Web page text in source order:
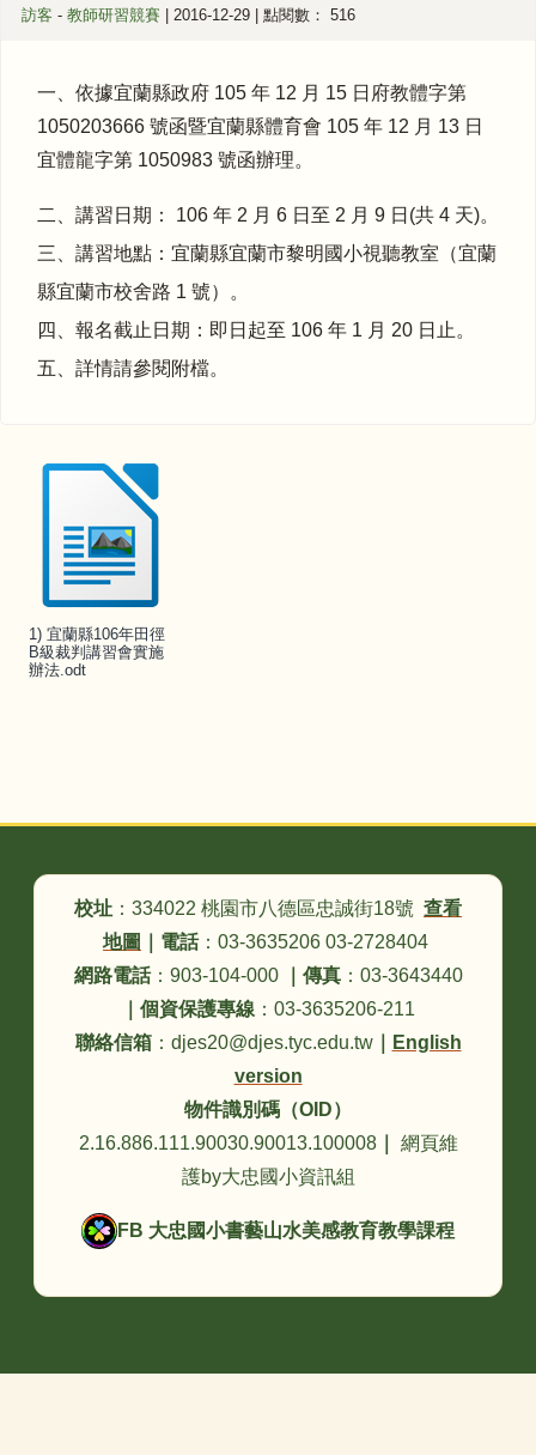
訪客 - 教師研習競賽 | 2016-12-29 | 點閱數： 516
一、依據宜蘭縣政府 105 年 12 月 15 日府教體字第
1050203666 號函暨宜蘭縣體育會 105 年 12 月 13 日
宜體龍字第 1050983 號函辦理。
二、講習日期： 106 年 2 月 6 日至 2 月 9 日(共 4 天)。
三、講習地點：宜蘭縣宜蘭市黎明國小視聽教室（宜蘭
縣宜蘭市校舍路 1 號）。
四、報名截止日期：即日起至 106 年 1 月 20 日止。
五、詳情請參閱附檔。
1) 宜蘭縣106年田徑
B級裁判講習會實施
辦法.odt
校址 ：334022 桃園市八德區忠誠街18號 查看
地圖
電話：03-3635206 03-2728404
網路電話：903-104-000 傳真：03-3643440
個資保護專線 ：03-3635206-211
聯絡信箱：djes20@djes.tyc.edu.tw｜
English
version
物件識別碼（OID）
2.16.886.111.90030.90013.100008｜
網頁維
護by大忠國小資訊組
FB 大忠國小書藝山水美感教育教學課程